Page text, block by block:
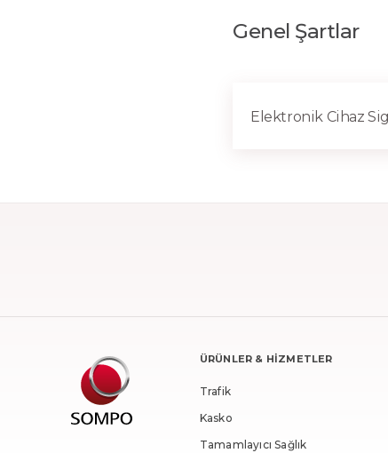
Genel Şartlar
Elektronik Cihaz
ÜRÜNLER & HİZMETLER
Trafik
Kasko
Tamamlayıcı Sağlık